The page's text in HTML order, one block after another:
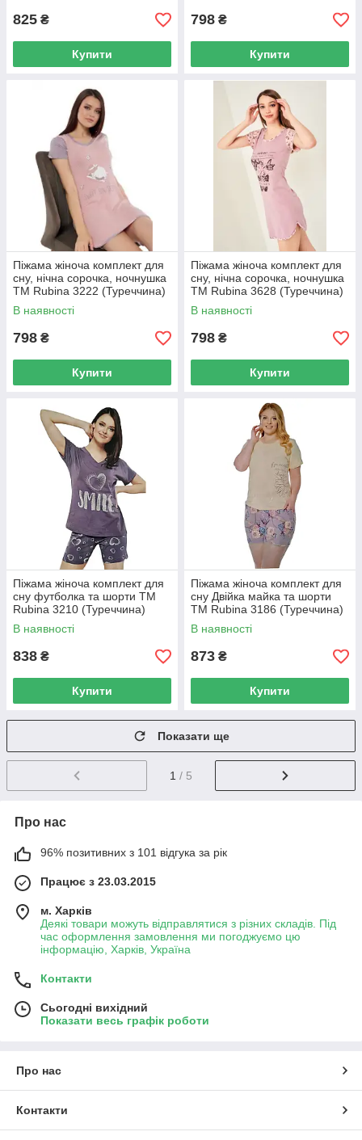
825 ₴
Купити
798 ₴
Купити
Піжама жіноча комплект для
сну, нічна сорочка, ночнушка
ТМ Rubina 3222 (Туреччина)
В наявності
798 ₴
Купити
Піжама жіноча комплект для
сну, нічна сорочка, ночнушка
ТМ Rubina 3628 (Туреччина)
В наявності
798 ₴
Купити
Піжама жіноча комплект для
сну футболка та шорти ТМ
Rubina 3210 (Туреччина)
В наявності
838 ₴
Купити
Піжама жіноча комплект для
сну Двійка майка та шорти
ТМ Rubina 3186 (Туреччина)
В наявності
873 ₴
Купити
Показати ще
1 / 5
Про нас
96% позитивних з 101 відгука за рік
Працює з 23.03.2015
м. Харків
Деякі товари можуть відправлятися з різних складів. Під
час оформлення замовлення ми погоджуємо цю
інформацію, Харків, Україна
Контакти
Сьогодні вихідний
Показати весь графік роботи
Про нас
Контакти